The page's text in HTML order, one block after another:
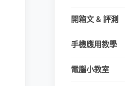
開箱文 & 評測
手機應用教學
電腦小教室